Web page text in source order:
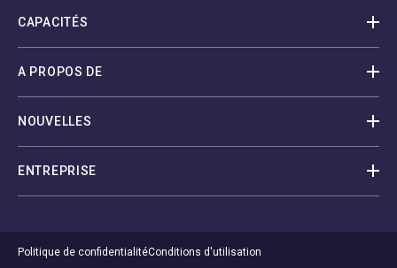
CAPACITÉS
A PROPOS DE
NOUVELLES
ENTREPRISE
Politique de confidentialitéConditions d'utilisation